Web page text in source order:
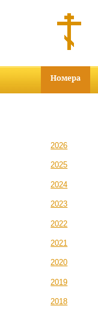
Номера
2026
2025
2024
2023
2022
2021
2020
2019
2018